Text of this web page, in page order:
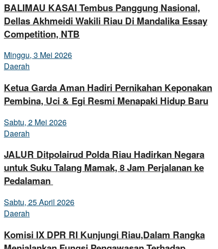
BALIMAU KASAI Tembus Panggung Nasional,
Dellas Akhmeidi Wakili Riau Di Mandalika Essay
Competition, NTB
Minggu, 3 Mei 2026
Daerah
Ketua Garda Aman Hadiri Pernikahan Keponakan
Pembina, Uci & Egi Resmi Menapaki Hidup Baru
Sabtu, 2 Mei 2026
Daerah
JALUR Ditpolairud Polda Riau Hadirkan Negara
untuk Suku Talang Mamak, 8 Jam Perjalanan ke
Pedalaman
Sabtu, 25 April 2026
Daerah
Komisi IX DPR RI Kunjungi Riau,Dalam Rangka